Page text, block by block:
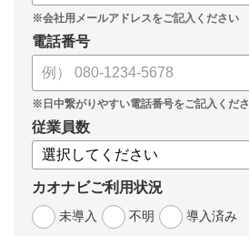
電話番号
従業員数
カオナビご利用状況
未導入
不明 導入済み